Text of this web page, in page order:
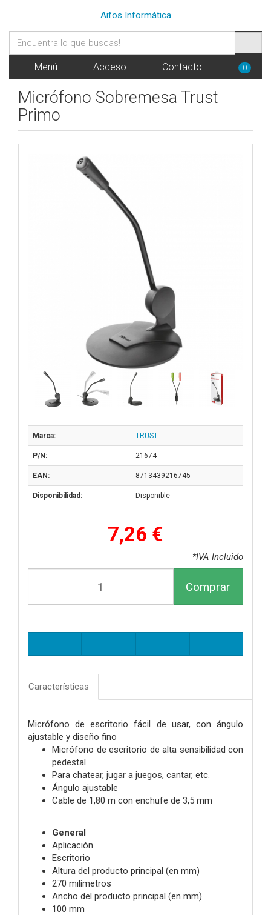
Aifos Informática
Menú Acceso Contacto 0
Micrófono Sobremesa Trust
Primo
Marca: TRUST
P/N: 21674
EAN: 8713439216745
Disponibilidad: Disponible
7,26 €
*IVA Incluido
Comprar
Características
Micrófono de escritorio fácil de usar, con ángulo
ajustable y diseño fino
Micrófono de escritorio de alta sensibilidad con
pedestal
Para chatear, jugar a juegos, cantar, etc.
Ángulo ajustable
Cable de 1,80 m con enchufe de 3,5 mm
General
Aplicación
Escritorio
Altura del producto principal (en mm)
270 milímetros
Ancho del producto principal (en mm)
100 mm